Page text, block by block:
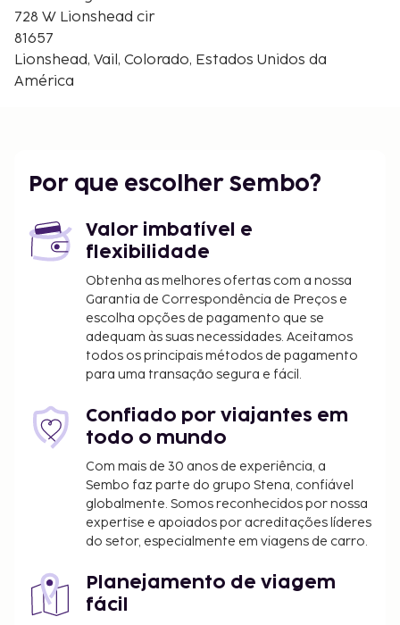
Chaos Canyon - 1,5 km/0,9 mi
Sonnenalp - 1,5 km/0,9 mi
Gerald Ford Amphitheater - 1,5 km/0,9 mi
Vail Farmers' Market - 1,7 km/1,1 mi
Broomfield, Colorado (BJC-Rocky Mountain
Metropolitan) - 173,9 km/108 mi
km/121,2 mi
As principais comodidades incluem uma lavandaria,
multibanco/serviços bancários e elevador. Há
estacionamento no local. Descubra o leque de
entretenimento e lazer ao seu dispor, incluindo uma
piscina interior, um campo de ténis exterior e uma
sala de fitness. Entre as facilidades adicionais
churrasqueiras. Para recarregar baterias, dirija-se ao
restaurante deste apartamento em condomínio.
O alojamento irá solicitar-lhe o pagamento dos
seguintes custos. Podem incluir os impostos
aplicáveis:
As taxas de limpeza variam consoante a
Incluímos todas as taxas que o alojamento nos
comunicou.
728 W Lionshead cir
81657
Lionshead, Vail, Colorado, Estados Unidos da
América
Por que escolher Sembo?
Valor imbatível e
flexibilidade
Obtenha as melhores ofertas com a nossa
Garantia de Correspondência de Preços e
escolha opções de pagamento que se
adequam às suas necessidades. Aceitamos
todos os principais métodos de pagamento
para uma transação segura e fácil.
Confiado por viajantes em
todo o mundo
Com mais de 30 anos de experiência, a
Sembo faz parte do grupo Stena, confiável
globalmente. Somos reconhecidos por nossa
expertise e apoiados por acreditações líderes
do setor, especialmente em viagens de carro.
Planejamento de viagem
fácil